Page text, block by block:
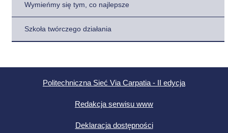
Wymieńmy się tym, co najlepsze
Szkoła twórczego działania
Politechniczna Sieć Via Carpatia - II edycja
Redakcja serwisu www
Deklaracja dostępności